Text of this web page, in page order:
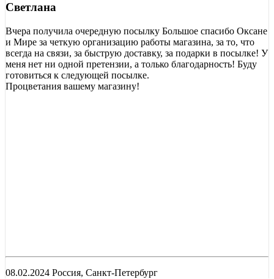
Светлана
Вчера получила очередную посылку Большое спасибо Оксане
и Мире за четкую организацию работы магазина, за то, что
всегда на связи, за быструю доставку, за подарки в посылке! У
меня нет ни одной претензии, а только благодарность! Буду
готовиться к следующей посылке.
Процветания вашему магазину!
08.02.2024 Россия, Санкт-Петербург